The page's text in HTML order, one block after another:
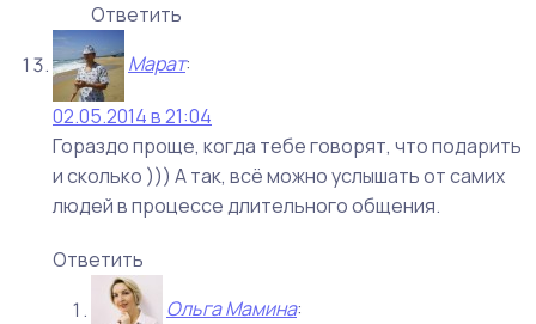
Ответить
Марат:
02.05.2014 в 21:04
Гораздо проще, когда тебе говорят, что подарить
и сколько ))) А так, всё можно услышать от самих
людей в процессе длительного общения.
Ответить
Ольга Мамина: